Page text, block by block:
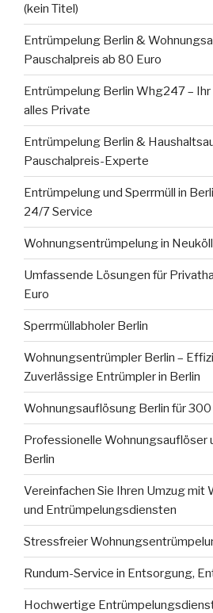
(kein Titel)
Entrümpelung Berlin &
Pauschalpreis ab 80 Euro
Entrümpelung Berlin Whg247 –
alles Private
Entrümpelung Berlin &
Pauschalpreis-Experte
Entrümpelung und Sperrmüll in
24/7 Service
Wohnungsentrümpelung in
Umfassende Lösungen für
Euro
Sperrmüllabholer Berlin
Wohnungsentrümpler Berlin –
Zuverlässige Entrümpler in Berlin
Wohnungsauflösung Berlin für 300
Professionelle Wohnungsauflöser
Berlin
Vereinfachen Sie Ihren Umzug mit
und Entrümpelungsdiensten
Stressfreier
Rundum-Service in Entsorgung,
Hochwertige